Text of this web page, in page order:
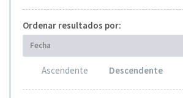
Ordenar resultados por:
Fecha
Ascendente Descendente